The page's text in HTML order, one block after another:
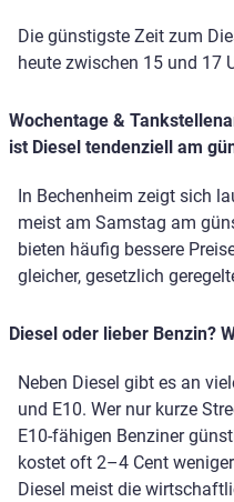
Die günstigste Zeit zum
heute zwischen 15 und 17
Wochentage &
ist Diesel tendenziell am
In Bechenheim zeigt sich
meist am Samstag am
bieten häufig bessere
gleicher, gesetzlich
Diesel oder lieber Benzin?
Neben Diesel gibt es an
und E10. Wer nur kurze
E10-fähigen Benziner
kostet oft 2–4 Cent
Diesel meist die